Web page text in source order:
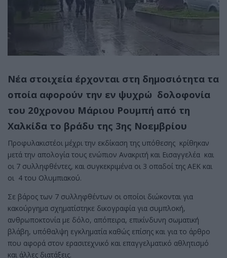
Νέα στοιχεία έρχονται στη δημοσιότητα τα
οποία αφορούν την εν ψυχρώ δολοφονία
του 20χρονου Μάριου Ρουμπή από τη
Χαλκίδα το βράδυ της 3ης Νοεμβρίου
Προφυλακιστέοι μέχρι την εκδίκαση της υπόθεσης κρίθηκαν
μετά την απολογία τους ενώπιον Ανακριτή και Εισαγγελέα και
οι 7 συλληφθέντες, και συγκεκριμένα οι 3 οπαδοί της ΑΕΚ και
οι 4 του Ολυμπιακού.
Σε βάρος των 7 συλληφθέντων οι οποίοι διώκονται για
κακούργημα σχηματίστηκε δικογραφία για συμπλοκή,
ανθρωποκτονία με δόλο, απόπειρα, επικίνδυνη σωματική
βλάβη, υπόθαλψη εγκληματία καθώς επίσης και για το άρθρο
που αφορά στον ερασιτεχνικό και επαγγελματικό αθλητισμό
και άλλες διατάξεις.